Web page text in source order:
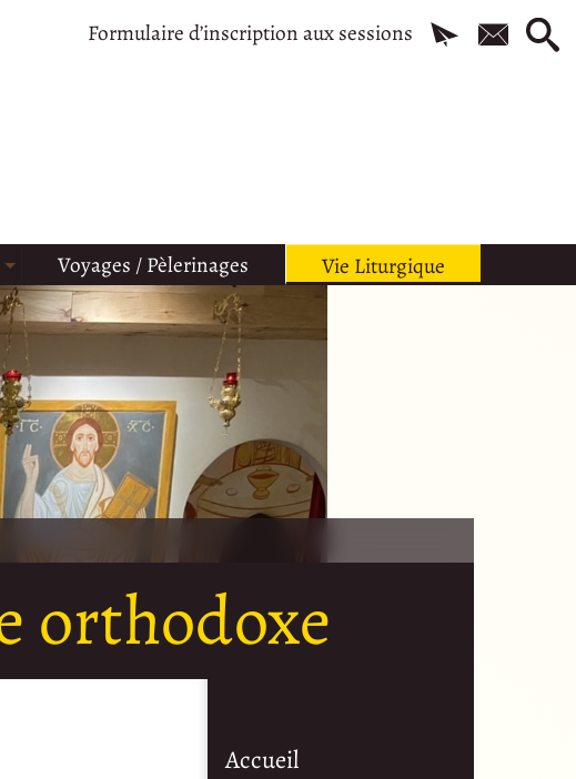
Formulaire d’inscription aux sessions
Voyages / Pèlerinages Vie Liturgique
orthodoxe
Accueil